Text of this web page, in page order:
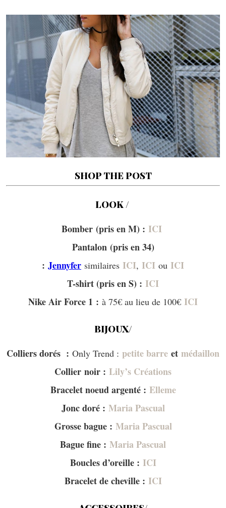
SHOP THE POST
LOOK /
Bomber (pris en M) : ICI
Pantalon (pris en 34)
: Jennyfer similaires ICI, ICI ou ICI
T-shirt (pris en S) : ICI
Nike Air Force 1 : à 75€ au lieu de 100€ ICI
BIJOUX/
Colliers dorés : Only Trend : petite barre et médaillon
Collier noir : Lily’s Créations
Bracelet noeud argenté : Elleme
Jonc doré : Maria Pascual
Grosse bague : Maria Pascual
Bague fine : Maria Pascual
Boucles d’oreille : ICI
Bracelet de cheville : ICI